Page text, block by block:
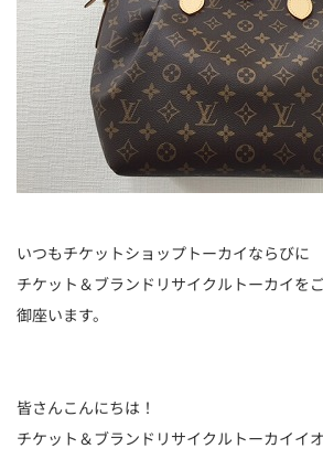
いつもチケットショップトーカイならびに
チケット＆ブランドリサイクルトーカイを
御座います。
皆さんこんにちは！
チケット＆ブランドリサイクルトーカイイ